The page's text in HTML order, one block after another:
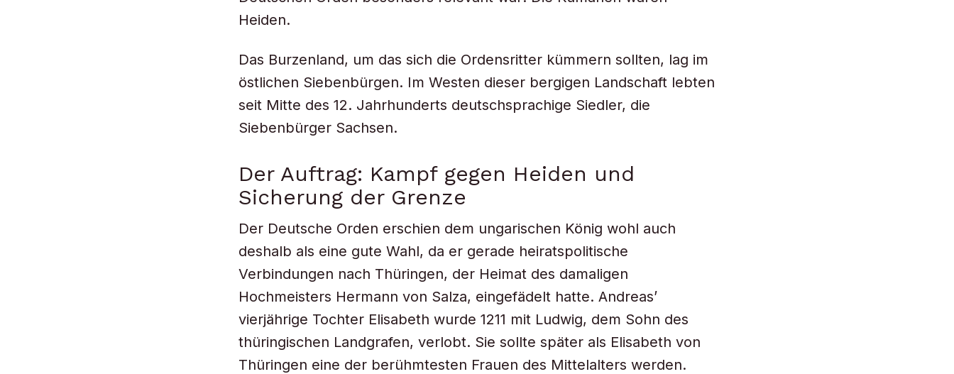
Heiden.
Das Burzenland, um das sich die Ordensritter kümmern sollten, lag im
östlichen Siebenbürgen. Im Westen dieser bergigen Landschaft lebten
seit Mitte des 12. Jahrhunderts deutschsprachige Siedler, die
Siebenbürger Sachsen.
Der Auftrag: Kampf gegen Heiden und
Sicherung der Grenze
Der Deutsche Orden erschien dem ungarischen König wohl auch
deshalb als eine gute Wahl, da er gerade heiratspolitische
Verbindungen nach Thüringen, der Heimat des damaligen
Hochmeisters Hermann von Salza, eingefädelt hatte. Andreas’
vierjährige Tochter Elisabeth wurde 1211 mit Ludwig, dem Sohn des
thüringischen Landgrafen, verlobt. Sie sollte später als Elisabeth von
Thüringen eine der berühmtesten Frauen des Mittelalters werden.